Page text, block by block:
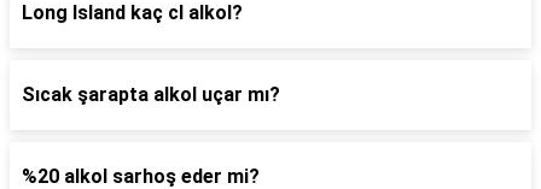
Long Island kaç cl alkol?
Sıcak şarapta alkol uçar mı?
%20 alkol sarhoş eder mi?